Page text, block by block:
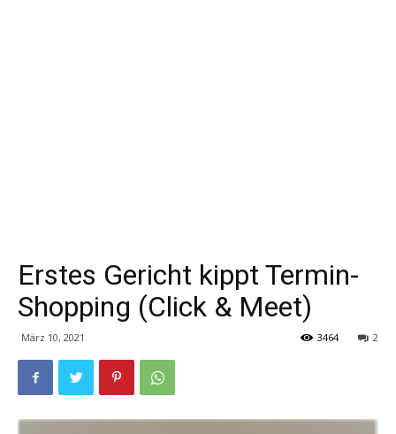
Erstes Gericht kippt Termin-
Shopping (Click & Meet)
März 10, 2021 2
3464